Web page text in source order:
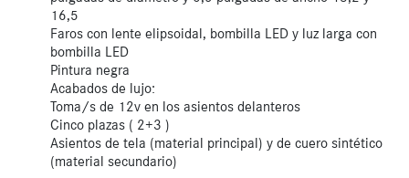
16,5
Faros con lente elipsoidal, bombilla LED y luz larga con
bombilla LED
Pintura negra
Acabados de lujo:
Toma/s de 12v en los asientos delanteros
Cinco plazas ( 2+3 )
Asientos de tela (material principal) y de cuero sintético
(material secundario)